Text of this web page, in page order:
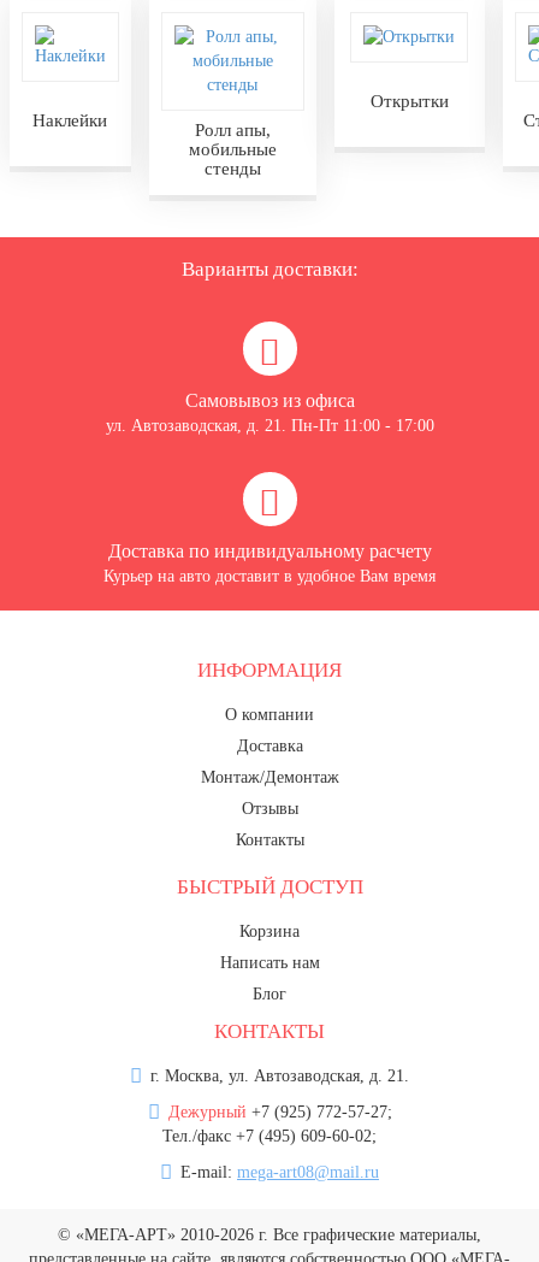
Наклейки
Ролл апы,
мобильные
стенды
Открытки
Варианты доставки:
Самовывоз из офиса
ул. Автозаводская, д. 21. Пн-Пт 11:00 - 17:00
Доставка по индивидуальному расчету
Курьер на авто доставит в удобное Вам время
ИНФОРМАЦИЯ
О компании
Доставка
Монтаж/Демонтаж
Отзывы
Контакты
БЫСТРЫЙ ДОСТУП
Корзина
Написать нам
Блог
КОНТАКТЫ
г. Москва, ул. Автозаводская, д. 21.
Дежурный +7 (925) 772-57-27;
Тел./факс +7 (495) 609-60-02;
E-mail: mega-art08@mail.ru
© «МЕГА-АРТ» 2010-2026 г. Все графические материалы,